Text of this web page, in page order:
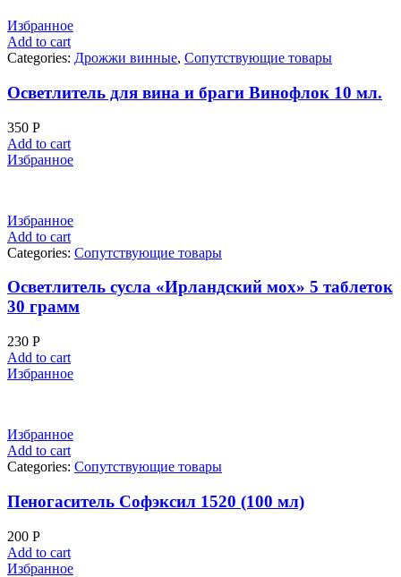
Избранное
Add to cart
Categories: Дрожжи винные, Сопутствующие товары
Осветлитель для вина и браги Винофлок 10 мл.
350 Р
Add to cart
Избранное
Избранное
Add to cart
Categories: Сопутствующие товары
Осветлитель сусла «Ирландский мох» 5 таблеток
30 грамм
230 Р
Add to cart
Избранное
Избранное
Add to cart
Categories: Сопутствующие товары
Пеногаситель Софэксил 1520 (100 мл)
200 Р
Add to cart
Избранное